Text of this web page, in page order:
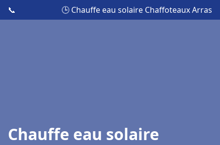
📞 🕒 Chauffe eau solaire Chaffoteaux Arras
Chauffe eau solaire